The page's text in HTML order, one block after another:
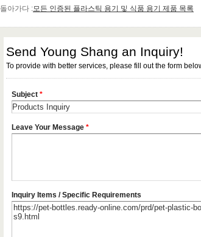
돌아가다 :모든 인증된 플라스틱 용기 및 식품 용기 제품 목록